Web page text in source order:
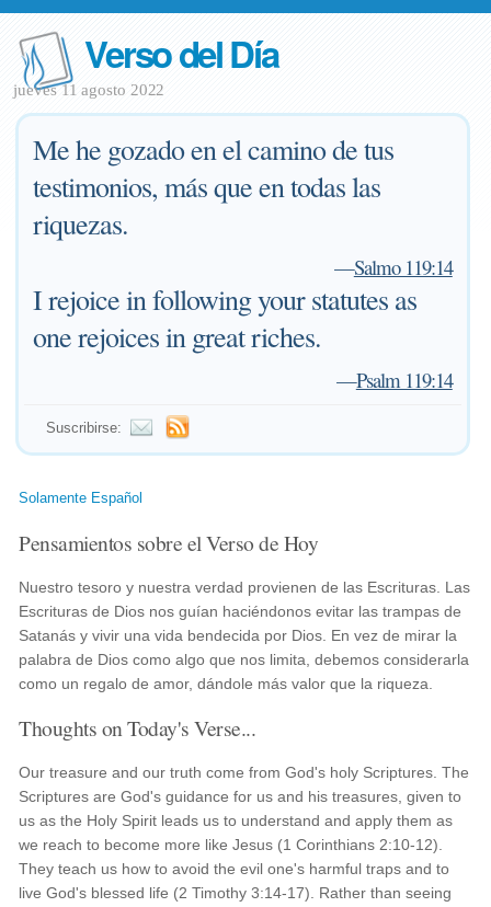
Verso del Día
jueves 11 agosto 2022
Me he gozado en el camino de tus
testimonios, más que en todas las
riquezas.
—Salmo 119:14
I rejoice in following your statutes as
one rejoices in great riches.
—Psalm 119:14
Suscribirse:
Solamente Español
Pensamientos sobre el Verso de Hoy
Nuestro tesoro y nuestra verdad provienen de las Escrituras. Las
Escrituras de Dios nos guían haciéndonos evitar las trampas de
Satanás y vivir una vida bendecida por Dios. En vez de mirar la
palabra de Dios como algo que nos limita, debemos considerarla
como un regalo de amor, dándole más valor que la riqueza.
Thoughts on Today's Verse...
Our treasure and our truth come from God's holy Scriptures. The
Scriptures are God's guidance for us and his treasures, given to
us as the Holy Spirit leads us to understand and apply them as
we reach to become more like Jesus (1 Corinthians 2:10-12).
They teach us how to avoid the evil one's harmful traps and to
live God's blessed life (2 Timothy 3:14-17). Rather than seeing